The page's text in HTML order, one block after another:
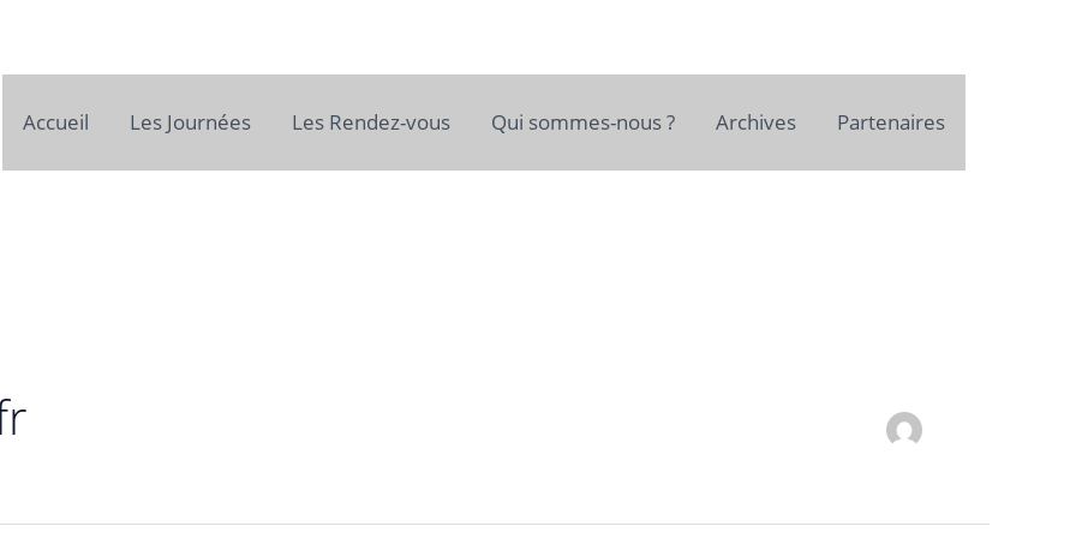
Accueil
Les Journées Les Rendez-vous Qui sommes-nous ? Archives Partenaires